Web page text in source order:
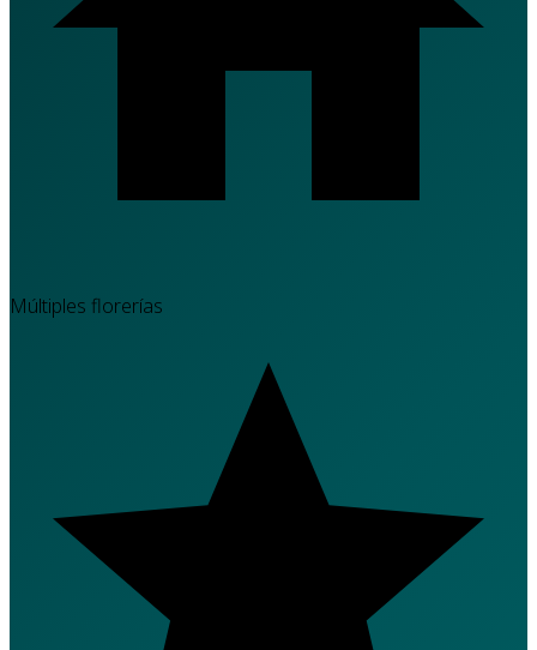
Múltiples florerías